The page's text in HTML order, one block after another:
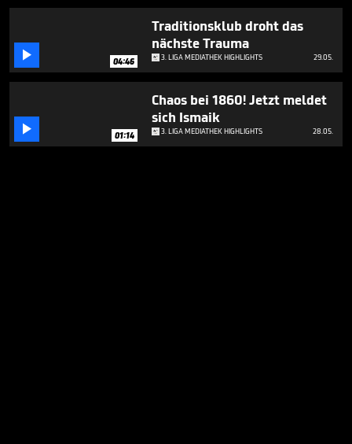
 04:46
Traditionsklub droht das
nächste Trauma
3. LIGA MEDIATHEK HIGHLIGHTS 29.05.
 01:14
Chaos bei 1860! Jetzt meldet
sich Ismaik
3. LIGA MEDIATHEK HIGHLIGHTS 28.05.